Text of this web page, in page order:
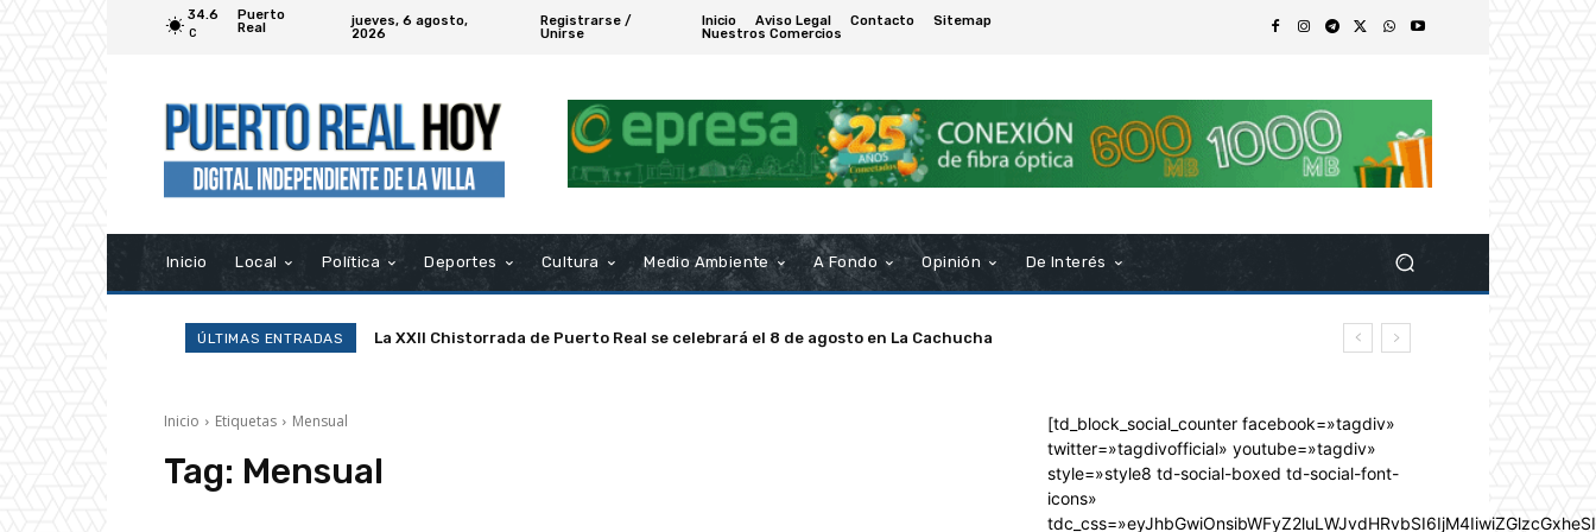
34.6
C
Puerto
Real
jueves, 6 agosto,
2026
Registrarse /
Unirse
Inicio Aviso Legal Contacto
Sitemap
Nuestros Comercios
Inicio Local Política Deportes Cultura Medio Ambiente A Fondo Opinión De Interés
ÚLTIMAS ENTRADAS La XXII Chistorrada de Puerto Real se celebrará el 8 de agosto en La Cachucha
Inicio Etiquetas Mensual
Tag: Mensual
[td_block_social_counter facebook=»tagdiv»
twitter=»tagdivofficial» youtube=»tagdiv»
style=»style8 td-social-boxed td-social-font-
icons»